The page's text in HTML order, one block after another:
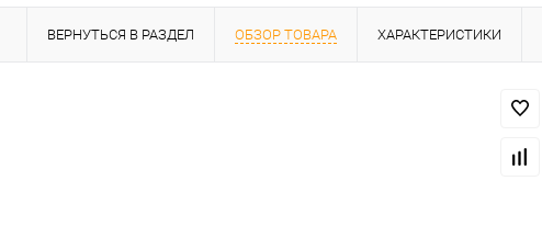
ВЕРНУТЬСЯ В РАЗДЕЛ ОБЗОР ТОВАРА ХАРАКТЕРИСТИКИ